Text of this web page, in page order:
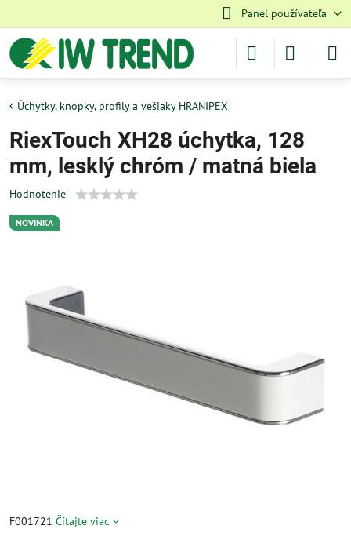
Panel používateľa
NOVINKA
Úchytky, knopky, profily a vešiaky HRANIPEX
RiexTouch XH28 úchytka, 128
mm, lesklý chróm / matná biela
Hodnotenie
F001721 Čítajte viac